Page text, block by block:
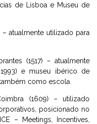
de Lisboa e Museu de
atualmente utilizado para
(1517) – atualmente
e museu ibérico de
como escola.
(1609) – utilizado
posicionado no
– Meetings, Incentives,